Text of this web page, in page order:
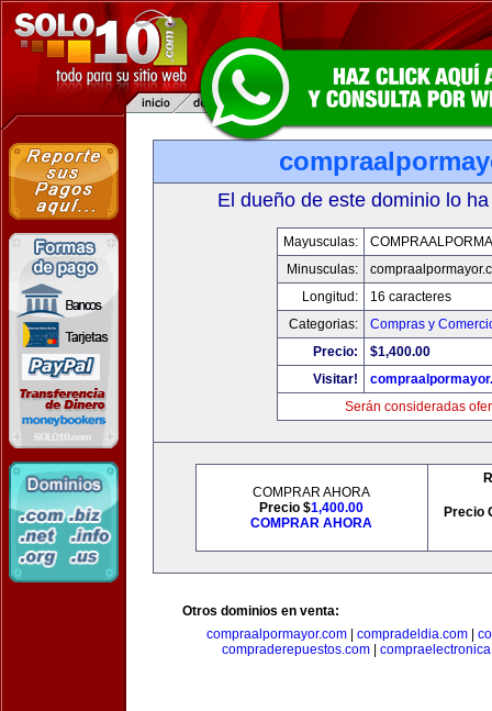
El dueño de este dominio lo
Mayusculas:
Minusculas:
Longitud:
16 caracteres
Categorias:
Compras y
Precio:
$1,400.00
Visitar!
Serán consideradas
COMPRAR AHORA
Precio $1,400.00
COMPRAR AHORA
Precio
Otros dominios en venta:
compraalpormayor.com| compradeldia.com|
compraderepuestos.com|